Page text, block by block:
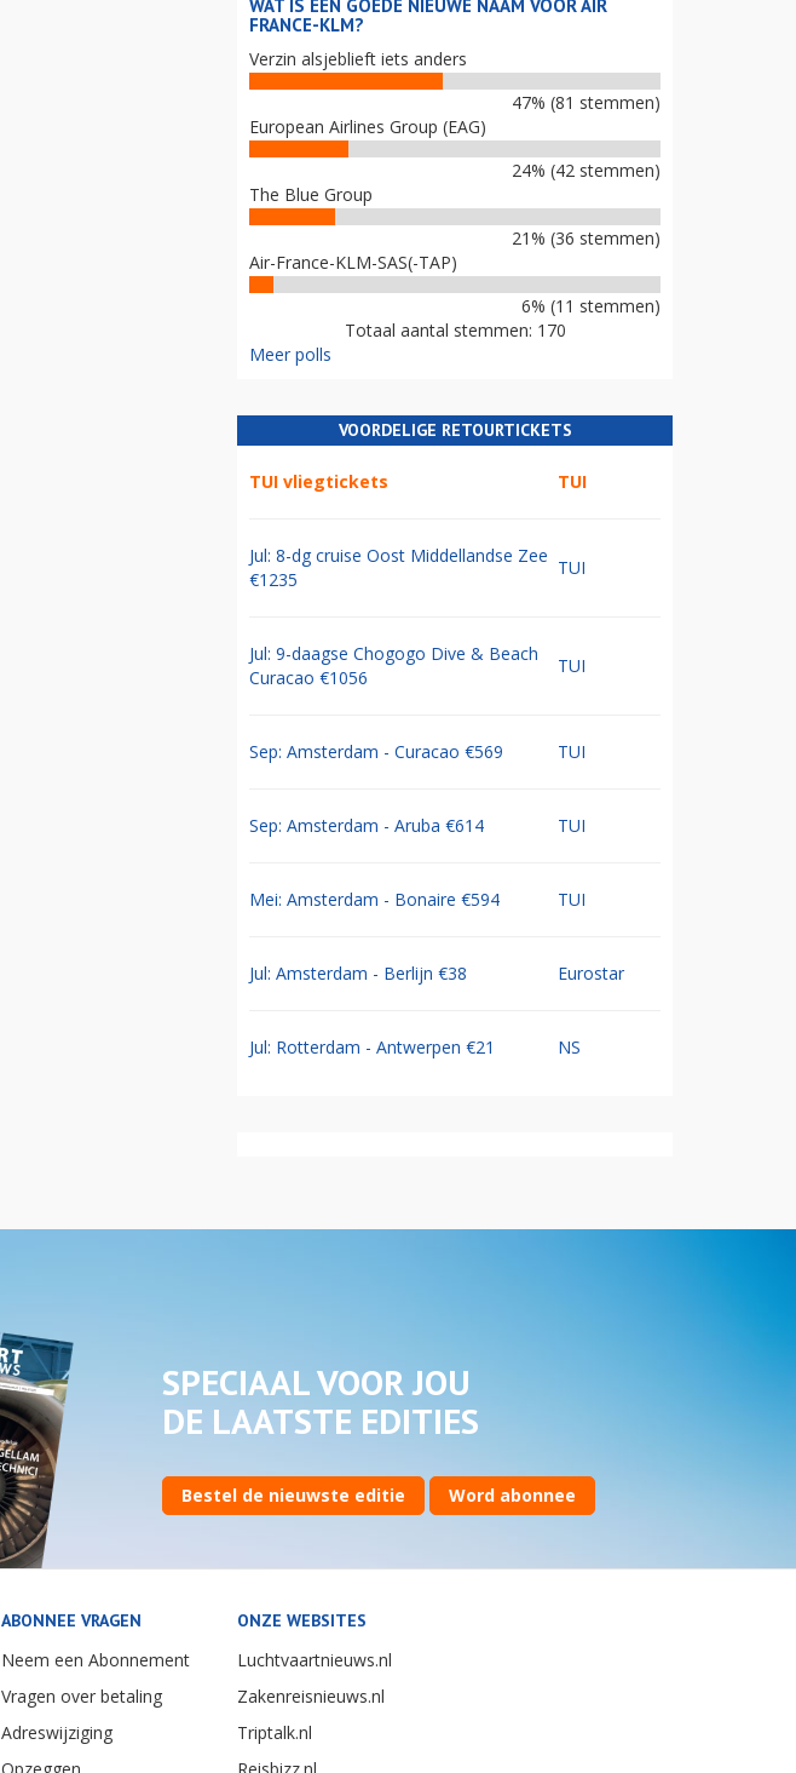
WAT IS EEN GOEDE NIEUWE NAAM VOOR AIR
FRANCE-KLM?
Verzin alsjeblieft iets anders
47% (81 stemmen)
European Airlines Group (EAG)
24% (42 stemmen)
The Blue Group
21% (36 stemmen)
Air-France-KLM-SAS(-TAP)
6% (11 stemmen)
Totaal aantal stemmen: 170
Meer polls
VOORDELIGE RETOURTICKETS
TUI vliegtickets TUI
Jul: 8-dg cruise Oost Middellandse Zee
€1235
TUI
Jul: 9-daagse Chogogo Dive & Beach
Curacao €1056
TUI
Sep: Amsterdam - Curacao €569 TUI
Sep: Amsterdam - Aruba €614 TUI
Mei: Amsterdam - Bonaire €594 TUI
Jul: Amsterdam - Berlijn €38 Eurostar
Jul: Rotterdam - Antwerpen €21 NS
SPECIAAL VOOR JOU
DE LAATSTE EDITIES
Bestel de nieuwste editie Word abonnee
ABONNEE VRAGEN
Neem een Abonnement
Vragen over betaling
Adreswijziging
ONZE WEBSITES
Luchtvaartnieuws.nl
Zakenreisnieuws.nl
Triptalk.nl